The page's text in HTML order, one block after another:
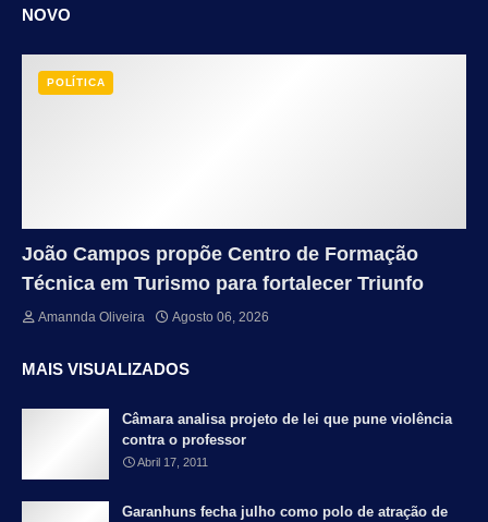
NOVO
POLÍTICA
João Campos propõe Centro de Formação
Técnica em Turismo para fortalecer Triunfo
Amannda Oliveira Agosto 06, 2026
MAIS VISUALIZADOS
Câmara analisa projeto de lei que pune violência
contra o professor
Abril 17, 2011
Garanhuns fecha julho como polo de atração de